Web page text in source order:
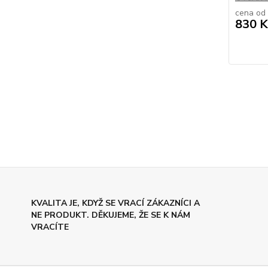
cena od
830
KVALITA JE, KDYŽ SE VRACÍ ZÁKAZNÍCI A
NE PRODUKT. DĚKUJEME, ŽE SE K NÁM
VRACÍTE